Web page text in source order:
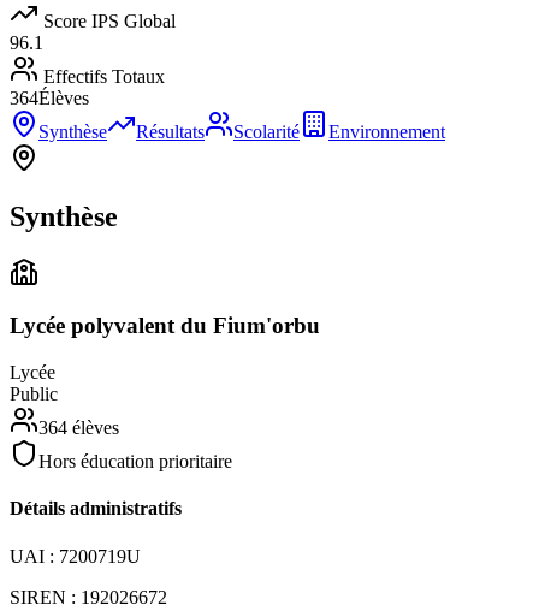
Score IPS Global
96.1
Effectifs Totaux
364Élèves
Synthèse
Résultats Scolarité Environnement
Synthèse
Lycée polyvalent du Fium'orbu
Lycée
Public
364 élèves
Hors éducation prioritaire
Détails administratifs
UAI : 7200719U
SIREN : 192026672